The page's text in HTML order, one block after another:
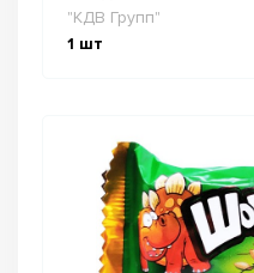
"КДВ Групп"
1 шт